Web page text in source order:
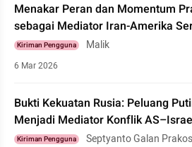
Menakar Peran dan Momentum
sebagai Mediator Iran-Amerika
Kiriman Pengguna Malik
6 Mar 2026
Bukti Kekuatan Rusia: Peluang
Menjadi Mediator Konflik
Kiriman Pengguna Septyanto Galan